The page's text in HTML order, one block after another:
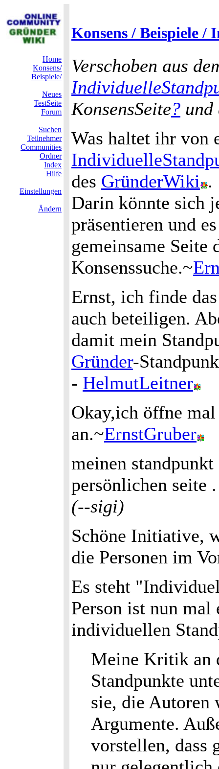
Konsens / Beispiele
Home
Konsens/
Beispiele/
Neues
TestSeite
Forum
Suchen
Teilnehmer
Communities
Ordner
Index
Hilfe
Einstellungen
Ändern
Verschoben aus
KonsensSeite?
Was haltet ihr von
des GründerWiki .
Darin könnte sich
präsentieren und
gemeinsame Seite
Konsenssuche.~
Ernst, ich finde
auch beteiligen.
damit mein
Gründer-
- HelmutLeitner
Okay,ich öffne
an.~ErnstGruber
meinen
persönlichen seite .
(--sigi)
Schöne Initiative,
die Personen im
Es steht
Person ist nun
individuellen
Meine Kritik an
Standpunkte
sie, die Autoren
Argumente.
vorstellen, dass